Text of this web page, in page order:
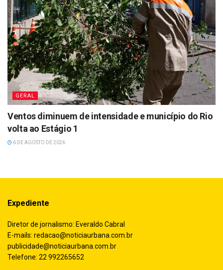
GERAL
Ventos diminuem de intensidade e município do Rio
volta ao Estágio 1
6 DE AGOSTO DE 2026
Expediente
Diretor de jornalismo: Everaldo Cabral
E-mails: redacao@noticiaurbana.com.br
publicidade@noticiaurbana.com.br
Telefone: 22 992265652